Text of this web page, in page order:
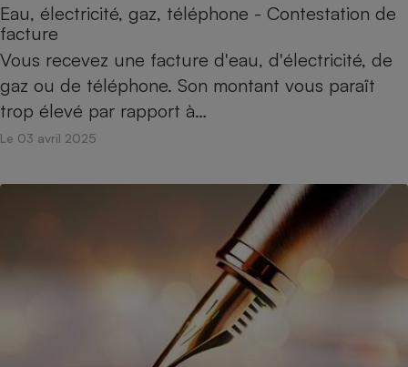
Eau, électricité, gaz, téléphone - Contestation de
facture
Vous recevez une facture d'eau, d'électricité, de
gaz ou de téléphone. Son montant vous paraît
trop élevé par rapport à…
Le 03 avril 2025
Cafetière à expressos
Robot ménager